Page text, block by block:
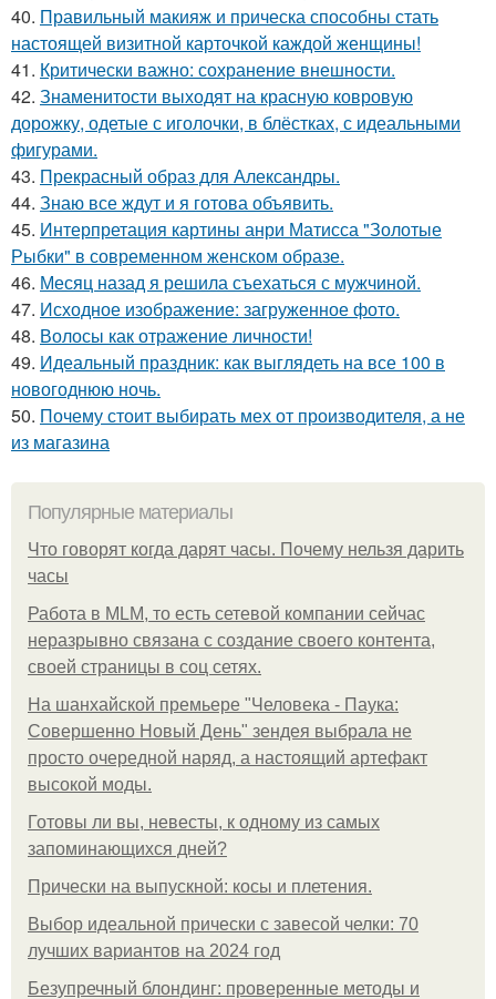
40. Правильный макияж и прическа способны стать
настоящей визитной карточкой каждой женщины!
41. Критически важно: сохранение внешности.
42. Знаменитости выходят на красную ковровую
дорожку, одетые с иголочки, в блёстках, с идеальными
фигурами.
43. Прекрасный образ для Александры.
44. Знаю все ждут и я готова объявить.
45. Интерпретация картины анри Матисса "Золотые
Рыбки" в современном женском образе.
46. Месяц назад я решила съехаться с мужчиной.
47. Исходное изображение: загруженное фото.
48. Волосы как отражение личности!
49. Идеальный праздник: как выглядеть на все 100 в
новогоднюю ночь.
50. Почему стоит выбирать мех от производителя, а не
из магазина
Популярные материалы
Что говорят когда дарят часы. Почему нельзя дарить
часы
Работа в MLM, то есть сетевой компании сейчас
неразрывно связана с создание своего контента,
своей страницы в соц сетях.
На шанхайской премьере "Человека - Паука:
Совершенно Новый День" зендея выбрала не
просто очередной наряд, а настоящий артефакт
высокой моды.
Готовы ли вы, невесты, к одному из самых
запоминающихся дней?
Прически на выпускной: косы и плетения.
Выбор идеальной прически с завесой челки: 70
лучших вариантов на 2024 год
Безупречный блондинг: проверенные методы и